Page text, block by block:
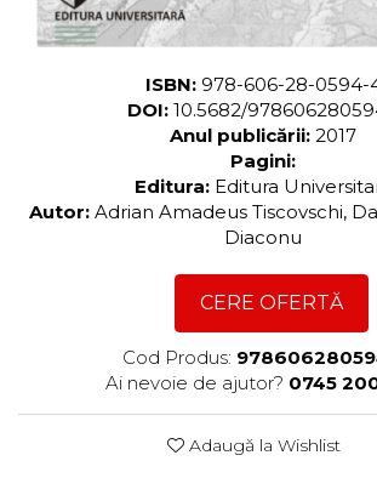
ISBN: 978-606-28-0594-
DOI: 10.5682/
Anul publicării: 2017
Pagini:
Editura: Editura
Autor: Adrian Amadeus Tiscovschi,
Diaconu
CERE OFERTĂ
Cod Produs:
Ai nevoie de ajutor? 0745
Adaugă la Wishlist